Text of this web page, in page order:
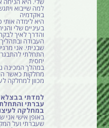
למה שייבוא
באקדמיה
היא לימדה
בעיניים שלי
והדרך לאיך
העבודה
שבניתי. אני
התחלתי להתבגר
יחסית
במהלך המכינה
מחלקות כאשר
מכוון למחלקה
למדתי
עברתי
במחלקה
באופן אישי
שעברתי ועל